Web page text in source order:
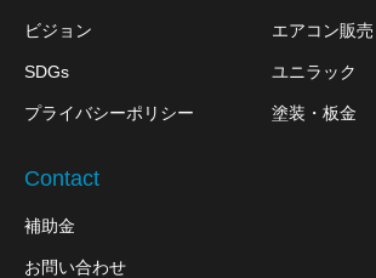
ビジョン
SDGs
プライバシーポリシー
エアコン販
ユニラック
塗装・板金
Contact
補助金
お問い合わせ